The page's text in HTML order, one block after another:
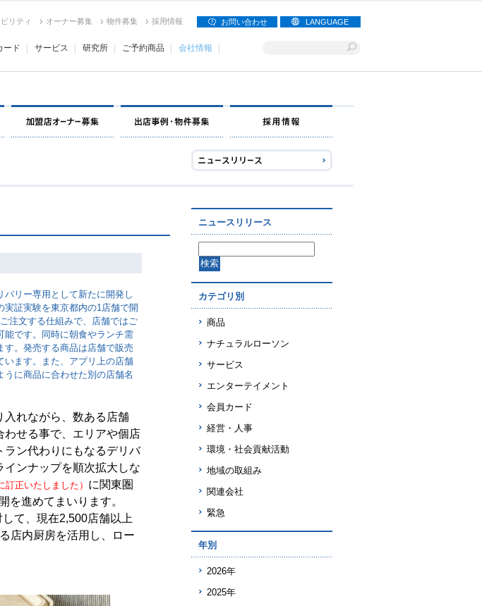
リティ オーナー募集 物件募集 採用情報 お問い合わせ LANGUAGE
ード サービス 研究所 ご予約商品 会社情報
リー専用として新たに開発し
証実験を東京都内の1店舗で開
注文する仕組みで、店舗ではご
能です。同時に朝食やランチ需
。発売する商品は店舗で販売
います。また、アプリ上の店舗
に商品に合わせた別の店舗名
入れながら、数ある店舗
わせる事で、エリアや個店
ン代わりにもなるデリバ
インナップを順次拡大しな
訂正いたしました） に関東圏
を進めてまいります。
て、現在2,500店舗以上
店内厨房を活用し、ロー
ニュースリリース
カテゴリ別
商品
ナチュラルローソン
サービス
エンターテイメント
会員カード
経営・人事
環境・社会貢献活動
地域の取組み
関連会社
緊急
年別
2026年
2025年